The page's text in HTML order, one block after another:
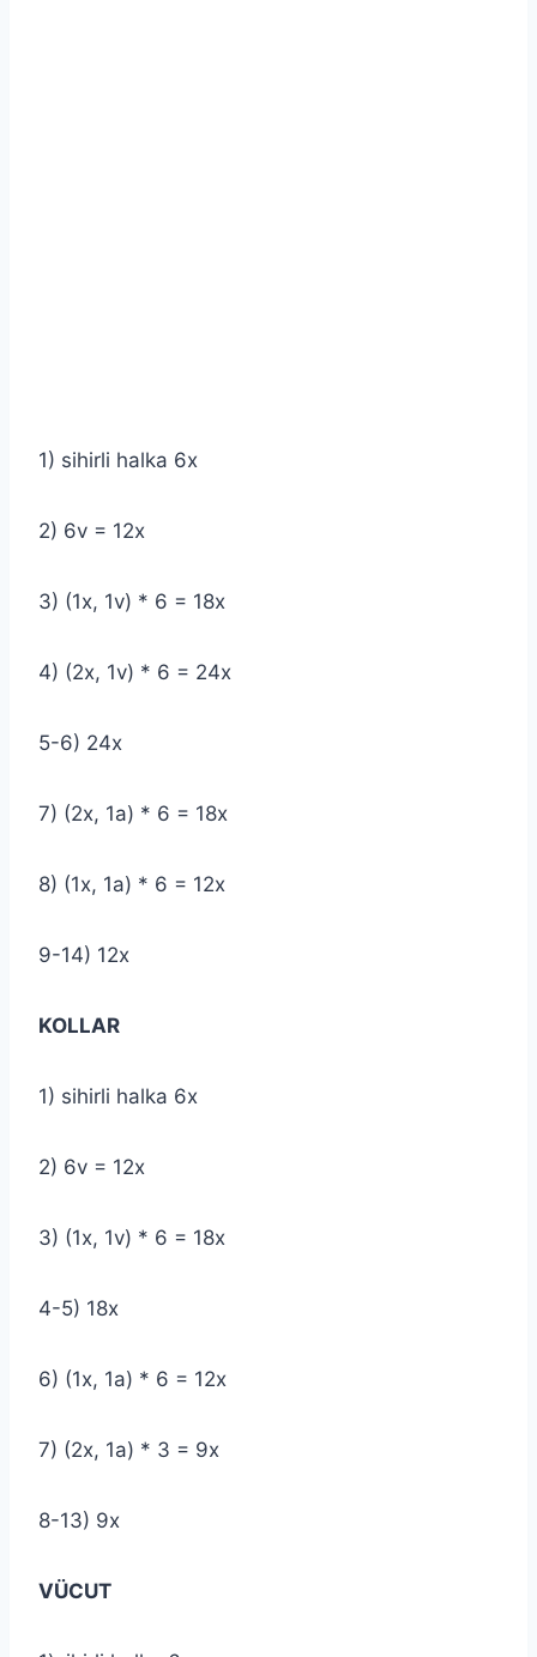
1) sihirli halka 6x
2) 6v = 12x
3) (1x, 1v) * 6 = 18x
4) (2x, 1v) * 6 = 24x
5-6) 24x
7) (2x, 1a) * 6 = 18x
8) (1x, 1a) * 6 = 12x
9-14) 12x
KOLLAR
1) sihirli halka 6x
2) 6v = 12x
3) (1x, 1v) * 6 = 18x
4-5) 18x
6) (1x, 1a) * 6 = 12x
7) (2x, 1a) * 3 = 9x
8-13) 9x
VÜCUT